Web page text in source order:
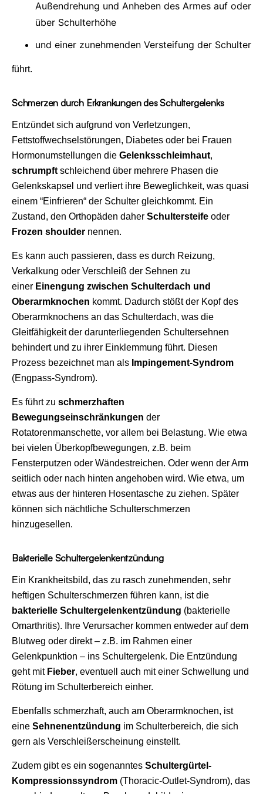
Außendrehung und Anheben des Armes auf oder
über Schulterhöhe
und einer zunehmenden Versteifung der Schulter
führt.
Schmerzen durch Erkrankungen des Schultergelenks
Entzündet sich aufgrund von Verletzungen,
Fettstoffwechselstörungen, Diabetes oder bei Frauen
Hormonumstellungen die Gelenksschleimhaut,
schrumpft schleichend über mehrere Phasen die
Gelenkskapsel und verliert ihre Beweglichkeit, was quasi
einem “Einfrieren“ der Schulter gleichkommt. Ein
Zustand, den Orthopäden daher Schultersteife oder
Frozen shoulder nennen.
Es kann auch passieren, dass es durch Reizung,
Verkalkung oder Verschleiß der Sehnen zu
einer Einengung zwischen Schulterdach und
Oberarmknochen kommt. Dadurch stößt der Kopf des
Oberarmknochens an das Schulterdach, was die
Gleitfähigkeit der darunterliegenden Schultersehnen
behindert und zu ihrer Einklemmung führt. Diesen
Prozess bezeichnet man als Impingement-Syndrom
(Engpass-Syndrom).
Es führt zu schmerzhaften
Bewegungseinschränkungen der
Rotatorenmanschette, vor allem bei Belastung. Wie etwa
bei vielen Überkopfbewegungen, z.B. beim
Fensterputzen oder Wändestreichen. Oder wenn der Arm
seitlich oder nach hinten angehoben wird. Wie etwa, um
etwas aus der hinteren Hosentasche zu ziehen. Später
können sich nächtliche Schulterschmerzen
hinzugesellen.
Bakterielle Schultergelenkentzündung
Ein Krankheitsbild, das zu rasch zunehmenden, sehr
heftigen Schulterschmerzen führen kann, ist die
bakterielle Schultergelenkentzündung (bakterielle
Omarthritis). Ihre Verursacher kommen entweder auf dem
Blutweg oder direkt – z.B. im Rahmen einer
Gelenkpunktion – ins Schultergelenk. Die Entzündung
geht mit Fieber, eventuell auch mit einer Schwellung und
Rötung im Schulterbereich einher.
Ebenfalls schmerzhaft, auch am Oberarmknochen, ist
eine Sehnenentzündung im Schulterbereich, die sich
gern als Verschleißerscheinung einstellt.
Zudem gibt es ein sogenanntes Schultergürtel-
Kompressionssyndrom (Thoracic-Outlet-Syndrom), das